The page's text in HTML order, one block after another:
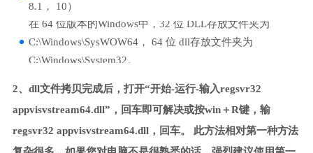
8.1， 10）
在 64 位版本的Windows中，32 位 DLL存放文件夹为
C:\Windows\SysWOW64， 64 位 dll存放文件夹为
C:\Windows\System32。
2、dll文件拷贝完成后，打开“开始-运行-输入regsvr32
appvisvstream64.dll”，回车即可解决或按win＋R键，输
regsvr32 appvisvstream64.dll，回车。 此方法相对第一种方法